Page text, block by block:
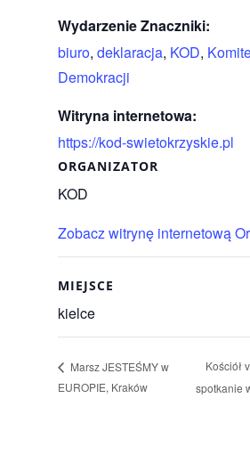
Wydarzenie Znaczniki:
biuro, deklaracja, KOD,
Demokracji
Witryna internetowa:
https://kod-swietokrzyskie.pl
ORGANIZATOR
KOD
Zobacz witrynę internetową
MIEJSCE
kielce
Marsz JESTEŚMY w
EUROPIE, Kraków
Kościół
spotkanie